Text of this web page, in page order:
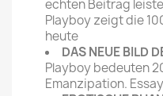
echten Beitrag
Playboy zeigt die
heute
DAS NEUE BILD
Playboy bedeuten
Emanzipation.